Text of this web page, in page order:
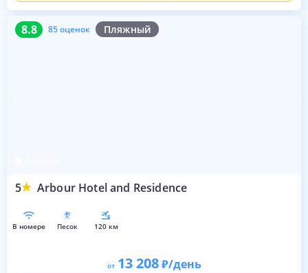
8.8 85 оценок Пляжный
5 Arbour Hotel and Residence
8.8 85 оценок
в номере песок 120 км
от 13 208 /день